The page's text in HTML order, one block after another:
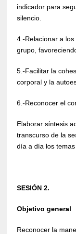
indicador para
silencio.
4.-Relacionar a
grupo,
5.-Facilitar la
corporal y la
6.-Reconocer el
Elaborar síntesis
transcurso de la
día a día los temas
SESIÓN 2.
Objetivo general
Reconocer la